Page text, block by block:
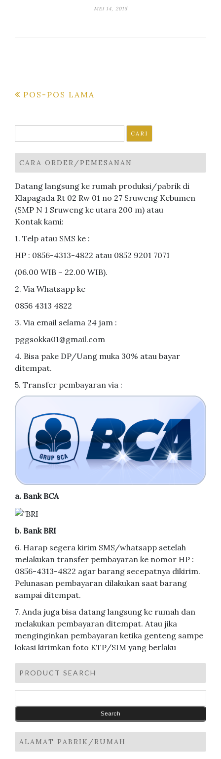
MEI 14, 2015
Navigasi
POS-POS LAMA
untuk:
CARA ORDER/PEMESANAN
Datang langsung ke rumah produksi/pabrik di
Klapagada Rt 02 Rw 01 no 27 Sruweng Kebumen
(SMP N 1 Sruweng ke utara 200 m) atau
Kontak kami:
1. Telp atau SMS ke :
HP : 0856-4313-4822 atau 0852 9201 7071
(06.00 WIB – 22.00 WIB).
2. Via Whatsapp ke
0856 4313 4822
3. Via email selama 24 jam :
pggsokka01@gmail.com
4. Bisa pake DP/Uang muka 30% atau bayar
ditempat.
5. Transfer pembayaran via :
a. Bank BCA
b. Bank BRI
6. Harap segera kirim SMS/whatsapp setelah
melakukan transfer pembayaran ke nomor HP :
0856-4313-4822 agar barang secepatnya dikirim.
Pelunasan pembayaran dilakukan saat barang
sampai ditempat.
7. Anda juga bisa datang langsung ke rumah dan
melakukan pembayaran ditempat. Atau jika
menginginkan pembayaran ketika genteng sampe
lokasi kirimkan foto KTP/SIM yang berlaku
PRODUCT SEARCH
ALAMAT PABRIK/RUMAH